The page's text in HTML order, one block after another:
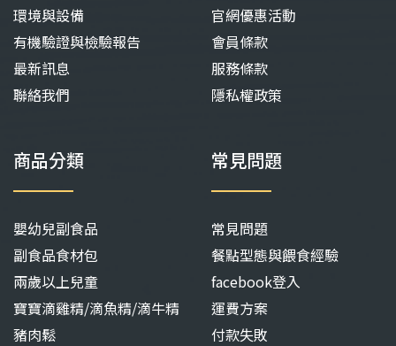
環境與設備
有機驗證與檢驗報告
最新訊息
聯絡我們
官網優惠活動
會員條款
服務條款
隱私權政策
商品分類
嬰幼兒副食品
副食品食材包
兩歲以上兒童
寶寶滴雞精/滴魚精/滴牛精
豬肉鬆
常見問題
常見問題
餐點型態與餵食經驗
facebook登入
運費方案
付款失敗